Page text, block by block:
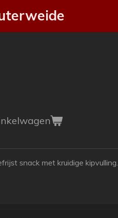
snack met kruidige kipvulling.